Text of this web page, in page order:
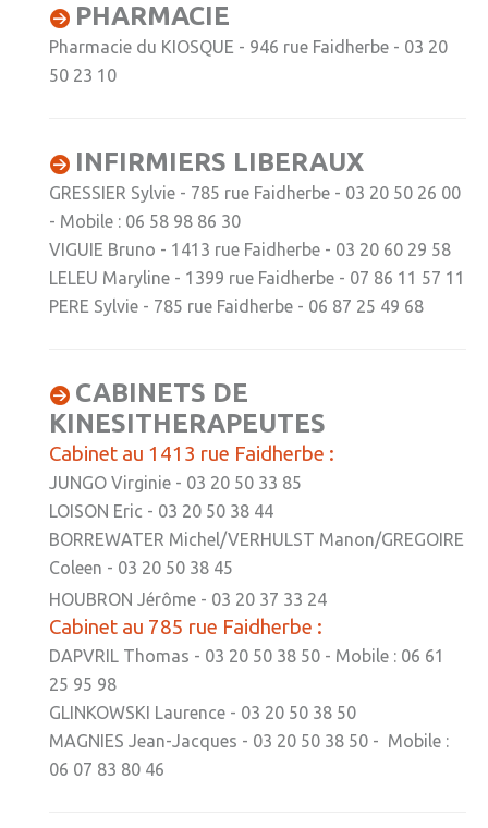
» Actualités
» Agenda
» Commerces et artisans
» Démarches administratives
» Gîtes - Chambres d'hôtes
» Numéros utiles
» Transport
» Médiathèque
JEUNESSE
» Centre de Loisirs
» Ecoles
» Ecole publique du Clos d’Hespel
» APE de l'Ecole du Clos
» APEL de l'Ecole Jeanne d'Arc
» Maison des jeunes
PHARMACIE
Pharmacie du KIOSQUE - 946 rue Faidherbe - 03 20
50 23 10
INFIRMIERS LIBERAUX
GRESSIER Sylvie - 785 rue Faidherbe - 03 20 50 26 00
- Mobile : 06 58 98 86 30
VIGUIE Bruno - 1413 rue Faidherbe - 03 20 60 29 58
LELEU Maryline - 1399 rue Faidherbe - 07 86 11 57 11
PERE Sylvie - 785 rue Faidherbe - 06 87 25 49 68
CABINETS DE
KINESITHERAPEUTES
Cabinet au 1413 rue Faidherbe :
JUNGO Virginie - 03 20 50 33 85
LOISON Eric - 03 20 50 38 44
BORREWATER Michel/VERHULST Manon/GREGOIRE
Coleen - 03 20 50 38 45
HOUBRON Jérôme - 03 20 37 33 24
Cabinet au 785 rue Faidherbe :
DAPVRIL Thomas - 03 20 50 38 50 - Mobile : 06 61
25 95 98
GLINKOWSKI Laurence - 03 20 50 38 50
MAGNIES Jean-Jacques - 03 20 50 38 50 - Mobile :
06 07 83 80 46